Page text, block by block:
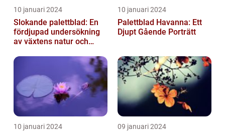
10 januari 2024
Slokande palettblad: En
fördjupad undersökning
av växtens natur och
10 januari 2024
Palettblad Havanna: Ett
Djupt Gående Porträtt
10 januari 2024 09 januari 2024